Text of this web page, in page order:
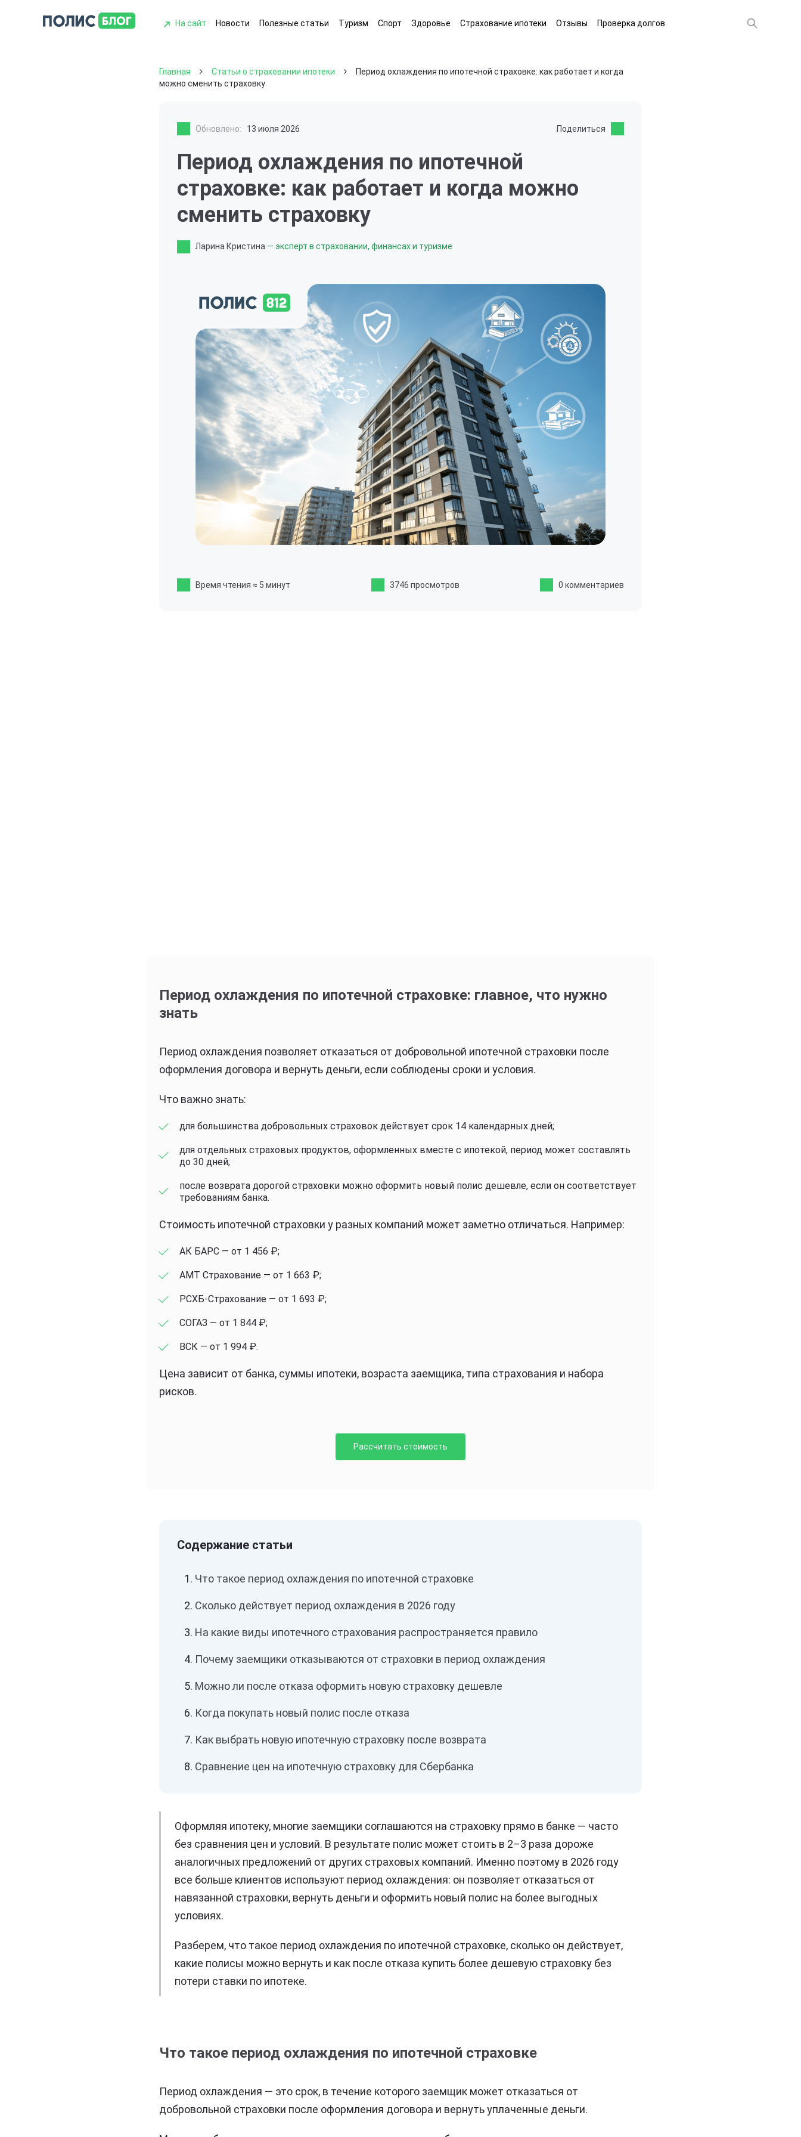
На сайт Новости Полезные статьи Туризм Спорт Здоровье Страхование ипотеки Отзывы Проверка долгов
Главная Статьи о страховании ипотеки
Период охлаждения по ипотечной страховке: как работает и когда
можно сменить страховку
Обновлено: 13 июля 2026 Поделиться
Период охлаждения по ипотечной
страховке: как работает и когда можно
сменить страховку
Ларина Кристина — эксперт в страховании, финансах и туризме
Время чтения ≈ 5 минут 3746 просмотров 0 комментариев
Период охлаждения по ипотечной страховке: главное, что нужно
знать
Период охлаждения позволяет отказаться от добровольной ипотечной страховки после
оформления договора и вернуть деньги, если соблюдены сроки и условия.
Что важно знать:
для большинства добровольных страховок действует срок 14 календарных дней;
для отдельных страховых продуктов, оформленных вместе с ипотекой, период может составлять
до 30 дней;
после возврата дорогой страховки можно оформить новый полис дешевле, если он соответствует
требованиям банка.
Стоимость ипотечной страховки у разных компаний может заметно отличаться. Например:
АК БАРС — от 1 456 ₽;
АМТ Страхование — от 1 663 ₽;
РСХБ-Страхование — от 1 693 ₽;
СОГАЗ — от 1 844 ₽;
ВСК — от 1 994 ₽.
Цена зависит от банка, суммы ипотеки, возраста заемщика, типа страхования и набора
рисков.
Рассчитать стоимость
Что такое период охлаждения по ипотечной страховке
Сколько действует период охлаждения в 2026 году
На какие виды ипотечного страхования распространяется правило
Почему заемщики отказываются от страховки в период охлаждения
Можно ли после отказа оформить новую страховку дешевле
Когда покупать новый полис после отказа
Как выбрать новую ипотечную страховку после возврата
Сравнение цен на ипотечную страховку для Сбербанка
Оформляя ипотеку, многие заемщики соглашаются на страховку прямо в банке — часто
без сравнения цен и условий. В результате полис может стоить в 2–3 раза дороже
аналогичных предложений от других страховых компаний. Именно поэтому в 2026 году
все больше клиентов используют период охлаждения: он позволяет отказаться от
навязанной страховки, вернуть деньги и оформить новый полис на более выгодных
условиях.
Разберем, что такое период охлаждения по ипотечной страховке, сколько он действует,
какие полисы можно вернуть и как после отказа купить более дешевую страховку без
потери ставки по ипотеке.
Что такое период охлаждения по ипотечной страховке
Период охлаждения — это срок, в течение которого заемщик может отказаться от
добровольной страховки после оформления договора и вернуть уплаченные деньги.